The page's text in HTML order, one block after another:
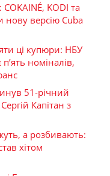
COKAINÉ, KODI та
нову версію Cuba
ці купюри: НБУ
номіналів,
51-річний
Капітан з
а розбивають:
хітом